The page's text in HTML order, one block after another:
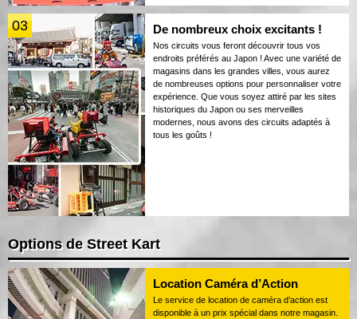
03 De nombreux choix excitants !
Nos circuits vous feront découvrir tous vos
endroits préférés au Japon ! Avec une variété de
magasins dans les grandes villes, vous aurez
de nombreuses options pour personnaliser votre
expérience. Que vous soyez attiré par les sites
historiques du Japon ou ses merveilles
modernes, nous avons des circuits adaptés à
tous les goûts !
Options de Street Kart
Location Caméra d’Action
Le service de location de caméra d’action est
disponible à un prix spécial dans notre magasin.